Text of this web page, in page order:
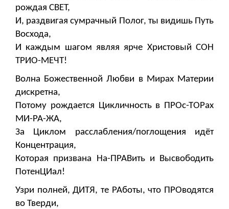
рождая СВЕТ,
И, раздвигая сумрачный Полог, ты видишь Путь
Восхода,
И каждым шагом являя ярче Христовый СОН
ТРИО-МЕЧТ!
Волна Божественной Любви в Мирах Материи
дискретна,
Потому рождается Цикличность в ПРОс-ТОРах
МИ-РА-ЖА,
За Циклом расслабления/поглощения идёт
Концентрация,
Которая призвана На-ПРАВить и Высвободить
ПотенЦИал!
Узри полней, ДИТЯ, те РАботы, что ПРОводятся
во Тверди,